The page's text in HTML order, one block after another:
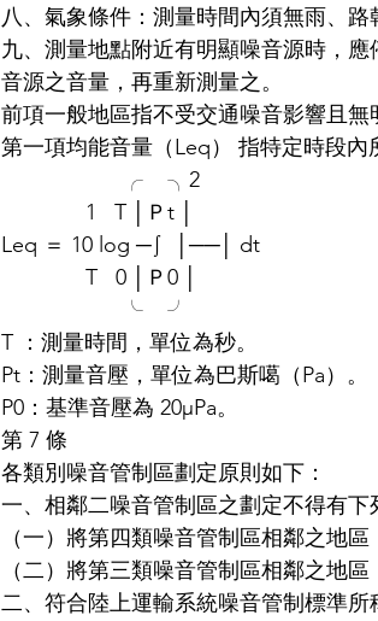
八、氣象條件：測量時間內須無雨、路
九、測量地點附近有明顯噪音源時，
音源之音量，再重新測量之。
前項一般地區指不受交通噪音影響且無
第一項均能音量（Leq） 指特定時段內
                    ╭    ╮2
              1   T │Ｐt │
Leq ＝ 10 log ─∫  │──│ dt
              T   0 │Ｐ0 │
                    ╰    ╯
T ：測量時間，單位為秒。
Pt：測量音壓，單位為巴斯噶（Pa）。
P0：基準音壓為 20μPa。
第 7 條
各類別噪音管制區劃定原則如下：
一、相鄰二噪音管制區之劃定不得有下
（一）將第四類噪音管制區相鄰之地
（二）將第三類噪音管制區相鄰之地區
二、符合陸上運輸系統噪音管制標準所